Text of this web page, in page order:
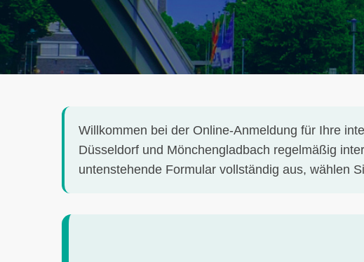
Willkommen bei der Online-Anmeldung für Ihre
Düsseldorf und Mönchengladbach regelmäßig
untenstehende Formular vollständig aus, wählen